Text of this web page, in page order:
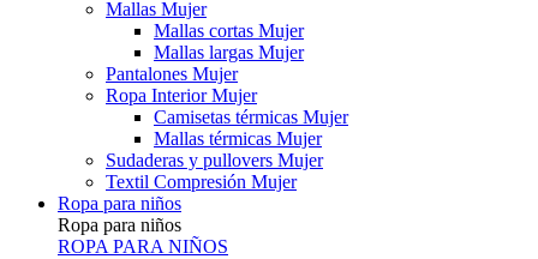
Mallas Mujer
Mallas cortas Mujer
Mallas largas Mujer
Pantalones Mujer
Ropa Interior Mujer
Camisetas térmicas Mujer
Mallas térmicas Mujer
Sudaderas y pullovers Mujer
Textil Compresión Mujer
Ropa para niños
Ropa para niños
ROPA PARA NIÑOS